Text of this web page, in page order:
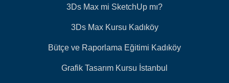
3Ds Max mi SketchUp mı?
3Ds Max Kursu Kadıköy
Bütçe ve Raporlama Eğitimi Kadıköy
Grafik Tasarım Kursu İstanbul